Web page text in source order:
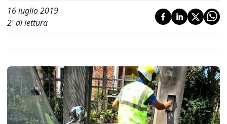
16 luglio 2019
2' di lettura